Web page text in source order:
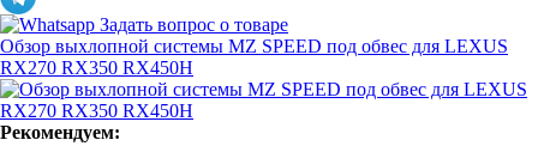
Задать вопрос о товаре
Обзор выхлопной системы MZ SPEED под обвес для LEXUS
RX270 RX350 RX450H
Рекомендуем: